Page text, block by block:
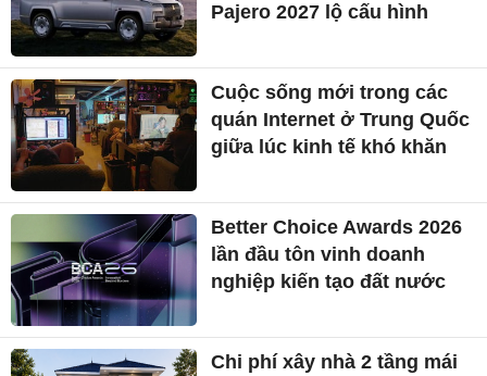
Pajero 2027 lộ cấu hình
Cuộc sống mới trong các
quán Internet ở Trung Quốc
giữa lúc kinh tế khó khăn
Better Choice Awards 2026
lần đầu tôn vinh doanh
nghiệp kiến tạo đất nước
Chi phí xây nhà 2 tầng mái